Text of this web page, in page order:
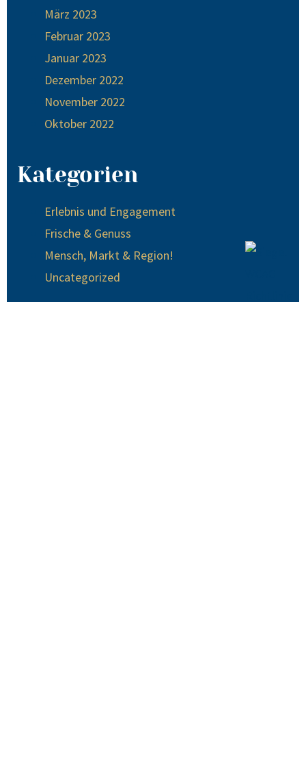
März 2023
Februar 2023
Januar 2023
Dezember 2022
November 2022
Oktober 2022
Kategorien
Erlebnis und Engagement
Frische & Genuss
Mensch, Markt & Region!
Uncategorized